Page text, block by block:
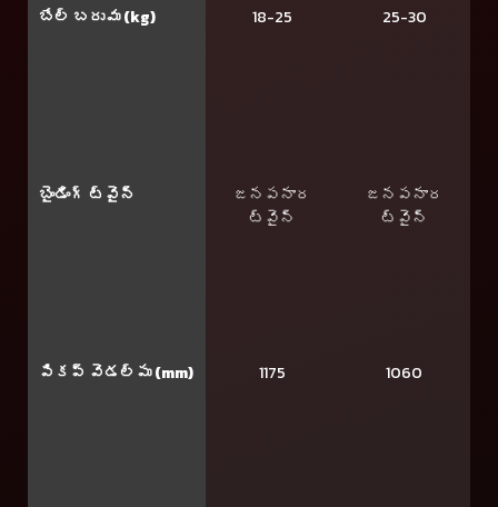
బేల్ బరువు (kg)
బైండింగ్ ట్వైన్
పికప్ వెడల్పు (mm)
18-25
జనపనార
ట్వైన్
1175
25-30
జనపనార
ట్వైన్
1060